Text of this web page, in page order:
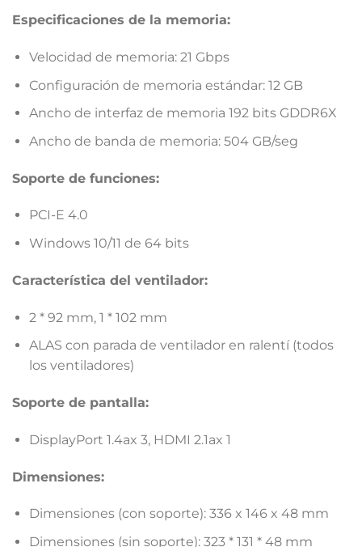
Especificaciones de la memoria:
Velocidad de memoria: 21 Gbps
Configuración de memoria estándar: 12 GB
Ancho de interfaz de memoria 192 bits GDDR6X
Ancho de banda de memoria: 504 GB/seg
Soporte de funciones:
PCI-E 4.0
Windows 10/11 de 64 bits
Característica del ventilador:
2 * 92 mm, 1 * 102 mm
ALAS con parada de ventilador en ralentí (todos
los ventiladores)
Soporte de pantalla:
DisplayPort 1.4ax 3, HDMI 2.1ax 1
Dimensiones:
Dimensiones (con soporte): 336 x 146 x 48 mm
Dimensiones (sin soporte): 323 * 131 * 48 mm